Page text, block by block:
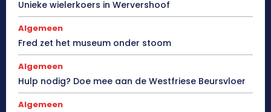
Unieke wielerkoers in Wervershoof
Algemeen
Fred zet het museum onder stoom
Algemeen
Hulp nodig? Doe mee aan de Westfriese Beursvloer
Algemeen